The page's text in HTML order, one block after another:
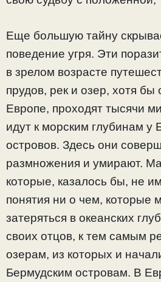
Еще большую тайну
поведение угря. Эти
в зрелом возрасте
прудов, рек и озер, хотя бы
Европе, проходят тысячи
идут к морским глубинам у
островов. Здесь они
размножения и умирают.
которые, казалось бы, не
понятия ни о чем, которые
затеряться в океанских
своих отцов, к тем самым
озерам, из которых и
Бермудским островам. В